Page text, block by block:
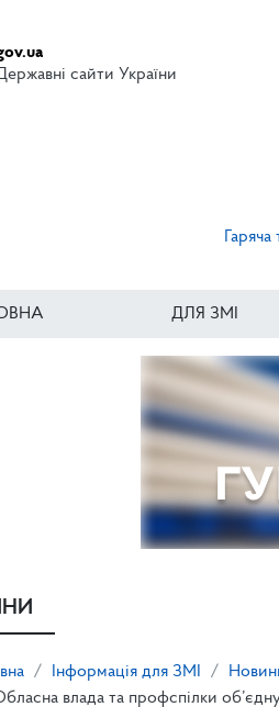
сайти України
ДЛЯ ЗМІ
Інформація для ЗМІ
влада та профспілки